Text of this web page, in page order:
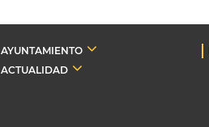
AYUNTAMIENTO
ACTUALIDAD